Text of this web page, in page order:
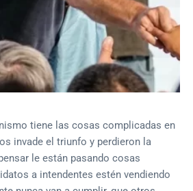
tiene las cosas complicadas en
invade el triunfo y perdieron la
le están pasando cosas
a intendentes estén vendiendo